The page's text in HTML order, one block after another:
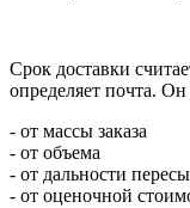
Срок доставки
определяет почта.
- от массы заказа
- от объема
- от дальности
- от оценочной